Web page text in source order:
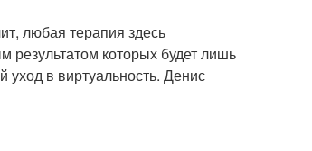
любая терапия здесь
результатом которых будет лишь
в виртуальность. Денис